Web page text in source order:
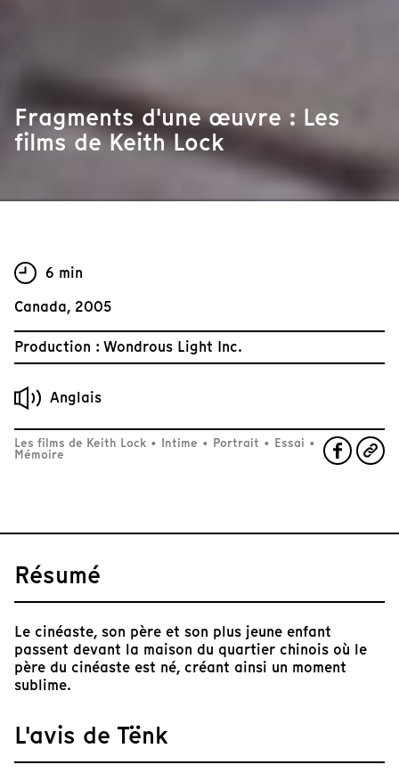
Fragments d'une œuvre : Les
films de Keith Lock
6 min
Canada, 2005
Production : Wondrous Light Inc.
Anglais
Les films de Keith Lock • Intime • Portrait • Essai •
Mémoire
Résumé
Le cinéaste, son père et son plus jeune enfant
passent devant la maison du quartier chinois où le
père du cinéaste est né, créant ainsi un moment
sublime.
L'avis de Tënk